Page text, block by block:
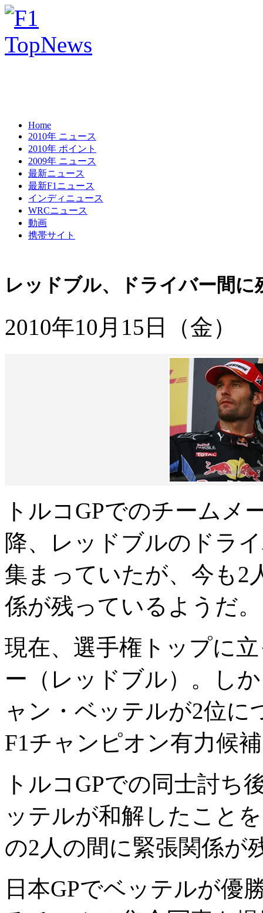
Home
2010年 ニュース
2010年 ポイント
2009年 ニュース
最新ニュース
最新F1ニュース
インディニュース
WRCニュース
動画
携帯サイト
レッドブル、ドライバー間に
2010年10月15日（金）
トルコGPでのチームメ
降、レッドブルのドラ
集まっていたが、今も2
係が残っているようだ。
現在、選手権トップに
ー（レッドブル）。し
ャン・ベッテルが2位に
F1チャンピオン有力候
トルコGPでの同士討ち
ッテルが和解したこと
の2人の間に緊張関係が
日本GPでベッテルが優